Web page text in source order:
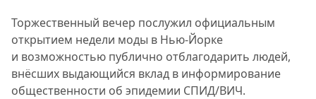
Торжественный вечер послужил официальным
открытием недели моды в Нью-Йорке
и возможностью публично отблагодарить людей,
внёсших выдающийся вклад в информирование
общественности об эпидемии СПИД/ВИЧ.